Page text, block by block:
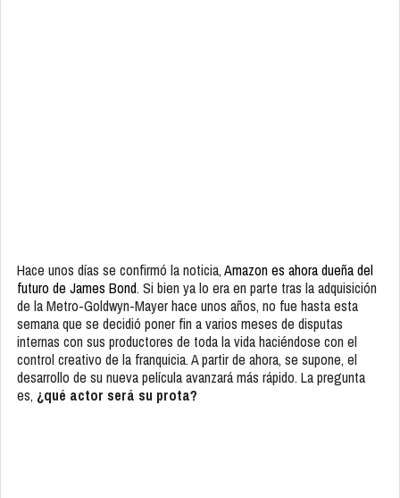
Hace unos días se confirmó la noticia,Amazon es ahora dueña del
futuro de James Bond. Si bien ya lo era en parte tras la adquisición
de la Metro-Goldwyn-Mayer hace unos años, no fue hasta esta
semana que se decidió poner fin a varios meses de disputas
internas con sus productores de toda la vida haciéndose con el
control creativo de la franquicia. A partir de ahora, se supone, el
desarrollo de su nueva película avanzará más rápido. La pregunta
es, ¿qué actor será su prota?